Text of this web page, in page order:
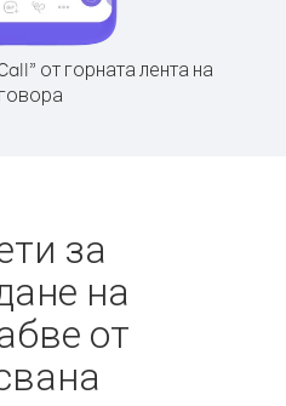
от горната лента на
за
на
от